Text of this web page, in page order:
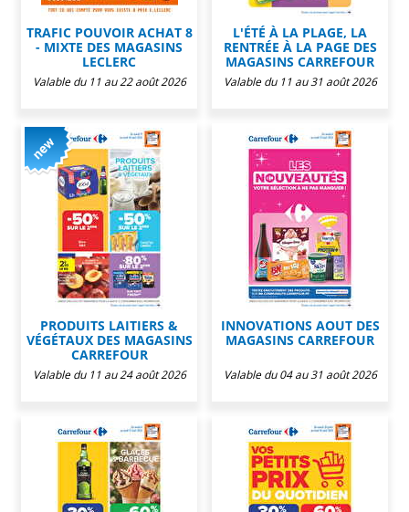
TRAFIC POUVOIR ACHAT 8
- MIXTE DES MAGASINS
LECLERC
Valable du 11 au 22 août 2026
L'ÉTÉ À LA PLAGE, LA
RENTRÉE À LA PAGE DES
MAGASINS CARREFOUR
Valable du 11 au 31 août 2026
PRODUITS LAITIERS &
VÉGÉTAUX DES MAGASINS
CARREFOUR
Valable du 11 au 24 août 2026
INNOVATIONS AOUT DES
MAGASINS CARREFOUR
Valable du 04 au 31 août 2026